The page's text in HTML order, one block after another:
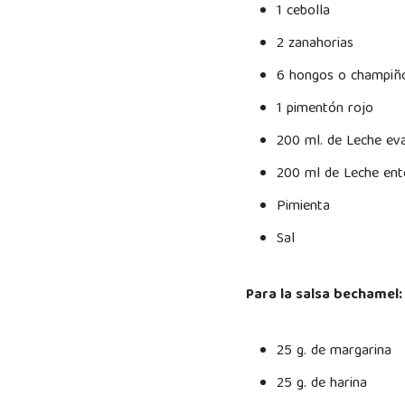
1 cebolla
2 zanahorias
6 hongos o
1 pimentón rojo
200 ml. de Leche
200 ml de Leche
Pimienta
Sal
Para la salsa bechamel:
25 g. de margarina
25 g. de harina